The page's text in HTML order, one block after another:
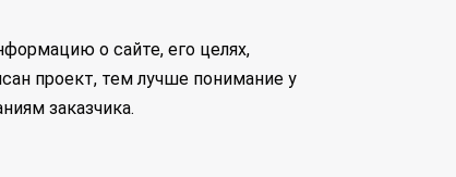
о сайте, его целях,
проект, тем лучше понимание у
заказчика.